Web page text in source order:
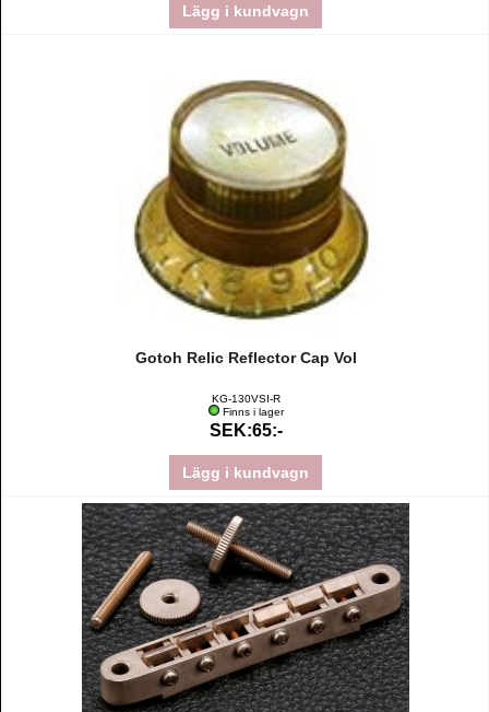
Lägg i kundvagn
Gotoh Relic Reflector Cap Vol
KG-130VSI-R
Finns i lager
SEK:65:-
Lägg i kundvagn